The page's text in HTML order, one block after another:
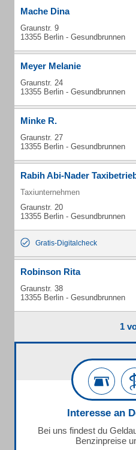
Mache Dina
Graunstr. 9
13355 Berlin - Gesundbrunnen
Meyer Melanie
Graunstr. 24
13355 Berlin - Gesundbrunnen
Minke R.
Graunstr. 27
13355 Berlin - Gesundbrunnen
Rabih Abi-Nader
Taxiunternehmen
Graunstr. 20
13355 Berlin - Gesundbrunnen
Gratis-Digitalcheck
Robinson Rita
Graunstr. 38
13355 Berlin - Gesundbrunnen
1
Interesse an
Bei uns findest du
Benzinpreise